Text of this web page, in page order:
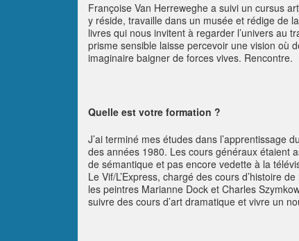
Françoise Van Herreweghe a suivi un cursus
y réside, travaille dans un musée et rédige de
livres qui nous invitent à regarder l’univers au
prisme sensible laisse percevoir une vision où
imaginaire baigner de forces vives. Rencontre.
Quelle est votre formation ?
J’ai terminé mes études dans l’apprentissage
des années 1980. Les cours généraux étaient
de sémantique et pas encore vedette à la
Le Vif/L’Express, chargé des cours d’histoire
les peintres Marianne Dock et Charles
suivre des cours d’art dramatique et vivre un